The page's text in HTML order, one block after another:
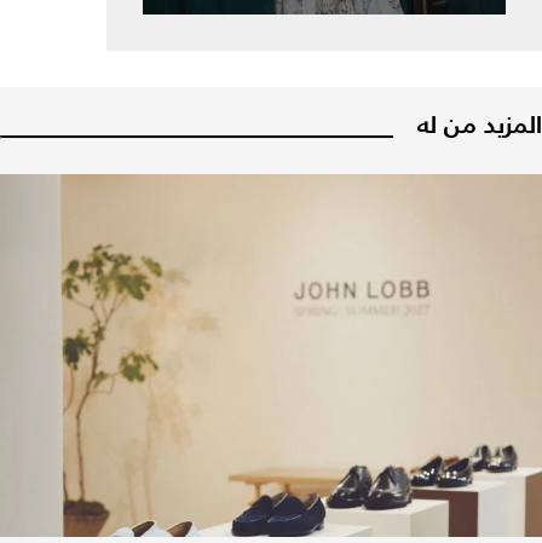
المزيد من له